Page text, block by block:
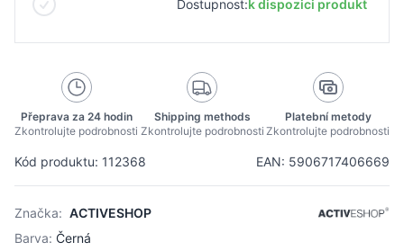
Kód produktu: 112368 EAN: 5906717406669
Značka: ACTIVESHOP
Barva: Černá
Dostupnost:k dispozici produkt
Přeprava za 24 hodin
Zkontrolujte podrobnosti
Shipping methods
Zkontrolujte podrobnosti
Platební metody
Zkontrolujte podrobnosti